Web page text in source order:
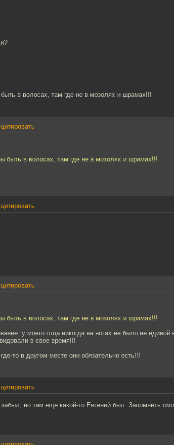
в волосах, там где не в мозолях и шрамах!!!
цитировать
быть в волосах, там где не в мозолях и шрамах!!!
цитировать
цитировать
быть в волосах, там где не в мозолях и шрамах!!!
у моего отца никогда на ногах не было не единой
в свое время!!!
то в другом месте они обязательно есть!!!
цитировать
но там еще какой-то Евгений был. Запомнить